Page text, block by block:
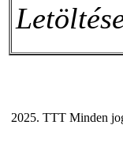
2025. TTT Minden